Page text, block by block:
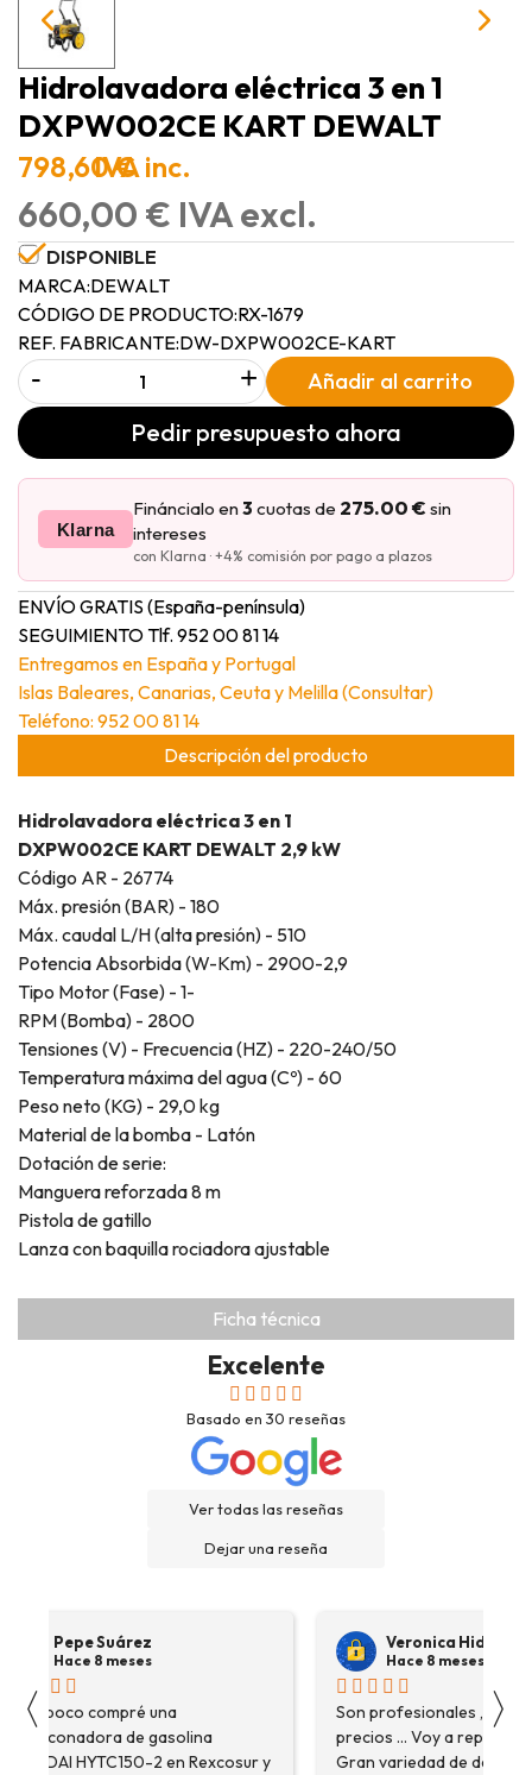
Hidrolavadora eléctrica 3 en 1
DXPW002CE KART DEWALT
798,60 €IVA inc.
660,00 € IVA excl.
DISPONIBLE
MARCA:DEWALT
CÓDIGO DE PRODUCTO:RX-1679
REF. FABRICANTE:DW-DXPW002CE-KART
- + Añadir al carrito
Pedir presupuesto ahora
Klarna
Fináncialo en3 cuotas de 275.00 € sin
intereses
con Klarna · +4% comisión por pago a plazos
ENVÍO GRATIS (España-península)
SEGUIMIENTO Tlf. 952 00 81 14
Entregamos en España y Portugal
Islas Baleares, Canarias, Ceuta y Melilla (Consultar)
Teléfono: 952 00 81 14
Descripción del producto
Ficha técnica
Hidrolavadora eléctrica 3 en 1
DXPW002CE KART DEWALT 2,9 kW
Código AR - 26774
Máx. presión (BAR) - 180
Máx. caudal L/H (alta presión) - 510
Potencia Absorbida (W-Km) - 2900-2,9
Tipo Motor (Fase) - 1-
RPM (Bomba) - 2800
Tensiones (V) - Frecuencia (HZ) - 220-240/50
Temperatura máxima del agua (Cº) - 60
Peso neto (KG) - 29,0 kg
Material de la bomba - Latón
Dotación de serie:
Manguera reforzada 8 m
Pistola de gatillo
Lanza con baquilla rociadora ajustable
Excelente
Basado en 30 reseñas
Ver todas las reseñas
Dejar una reseña
〈
Pepe Suárez
Hace 8 meses
Hace poco compré una
destoconadora de gasolina
HYUNDAI HYTC150-2 en Rexcosur y
Veronica Hidalgo
Hace 8 meses
Son profesionales ,
precios ... Voy a repetir
Gran variedad de
〉